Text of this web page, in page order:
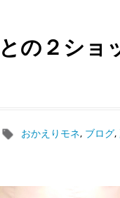
の２ショ
おかえりモネ, ブログ,